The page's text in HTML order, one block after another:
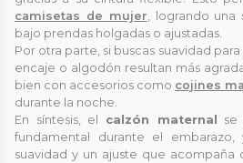
camisetas de mujer, logrando una
bajo prendas holgadas o ajustadas.
Por otra parte, si buscas suavidad
encaje o algodón resultan más
bien con accesorios como cojines
durante la noche.
En síntesis, el calzón maternal
se
fundamental durante el
suavidad y un ajuste que acompaña